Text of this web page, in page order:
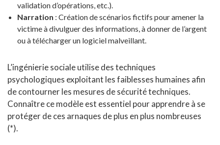
validation d’opérations, etc.).
Narration : Création de scénarios fictifs pour amener la
victime à divulguer des informations, à donner de l’argent
ou à télécharger un logiciel malveillant.
L’ingénierie sociale utilise des techniques
psychologiques exploitant les faiblesses humaines afin
de contourner les mesures de sécurité techniques.
Connaître ce modèle est essentiel pour apprendre à se
protéger de ces arnaques de plus en plus nombreuses
(*).